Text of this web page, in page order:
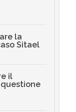
la
Sitael
il